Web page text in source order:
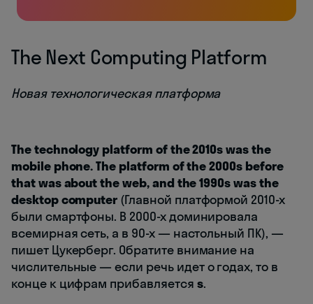
The Next Computing Platform
Новая технологическая платформа
The technology platform of the 2010s was the
mobile phone. The platform of the 2000s before
that was about the web, and the 1990s was the
desktop computer (Главной платформой 2010-х
были смартфоны. В 2000-х доминировала
всемирная сеть, а в 90-х — настольный ПК), —
пишет Цукерберг. Обратите внимание на
числительные — если речь идет о годах, то в
конце к цифрам прибавляется s.